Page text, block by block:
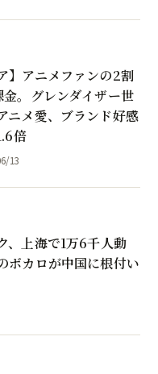
】アニメファンの2割
。グレンダイザー世
ニメ愛、ブランド好感
倍
13
、上海で1万6千人動
ボカロが中国に根付い